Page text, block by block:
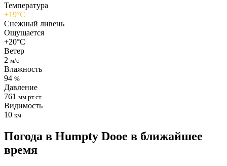
Температура
+19°C
Снежный ливень
Ощущается
+20°C
Ветер
2 м/с
Влажность
94 %
Давление
761 мм рт.ст.
Видимость
10 км
Погода в Humpty Dooе в ближайшее
время